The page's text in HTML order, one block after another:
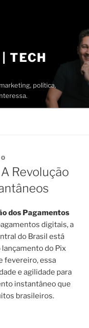
TECH
política,
Revolução
dos Pagamentos
digitais, a
do Brasil está
lançamento do Pix
fevereiro, essa
e agilidade para
instantâneo que
brasileiros.